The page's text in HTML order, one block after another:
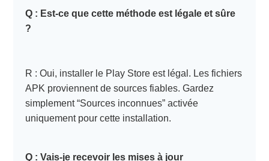
Q : Est-ce que cette méthode est légale et sûre
?
R : Oui, installer le Play Store est légal. Les fichiers
APK proviennent de sources fiables. Gardez
simplement “Sources inconnues” activée
uniquement pour cette installation.
Q : Vais-je recevoir les mises à jour